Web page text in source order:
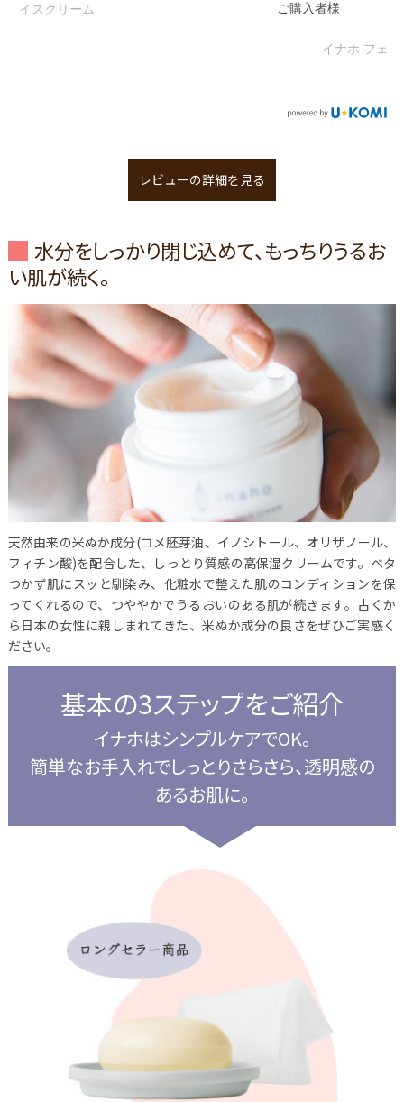
ご購入者様
レビューの詳細を見る
水分をしっかり閉じ込めて、もっちりうるお
い肌が続く。
天然由来の米ぬか成分(コメ胚芽油、イノシトール、オリザノール、
フィチン酸)を配合した、しっとり質感の高保湿クリームです。ベタ
つかず肌にスッと馴染み、化粧水で整えた肌のコンディションを保
ってくれるので、つややかでうるおいのある肌が続きます。古くか
ら日本の女性に親しまれてきた、米ぬか成分の良さをぜひご実感く
ださい。
基本の3ステップをご紹介
イナホはシンプルケアでOK。
簡単なお手入れでしっとりさらさら、透明感の
あるお肌に。